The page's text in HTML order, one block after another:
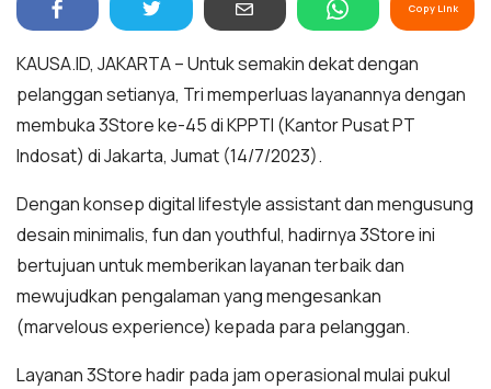
Copy Link
KAUSA.ID, JAKARTA – Untuk semakin dekat dengan
pelanggan setianya, Tri memperluas layanannya dengan
membuka 3Store ke-45 di KPPTI (Kantor Pusat PT
Indosat) di Jakarta, Jumat (14/7/2023).
Dengan konsep digital lifestyle assistant dan mengusung
desain minimalis, fun dan youthful, hadirnya 3Store ini
bertujuan untuk memberikan layanan terbaik dan
mewujudkan pengalaman yang mengesankan
(marvelous experience) kepada para pelanggan.
Layanan 3Store hadir pada jam operasional mulai pukul